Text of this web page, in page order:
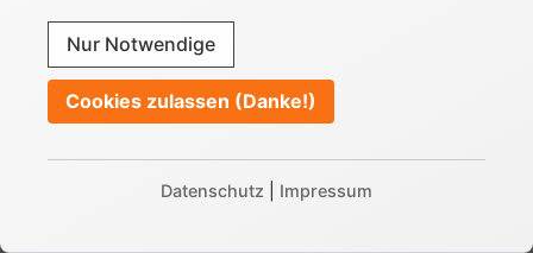
Nur Notwendige
Cookies zulassen (Danke!)
Datenschutz Impressum